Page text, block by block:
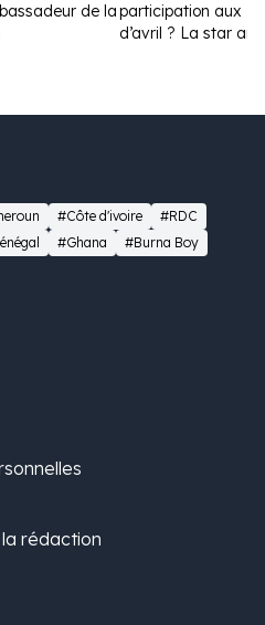
de laparticipation aux
d’avril ? La star
#Côte d'ivoire
#RDC
#Ghana
#Burna Boy
rédaction